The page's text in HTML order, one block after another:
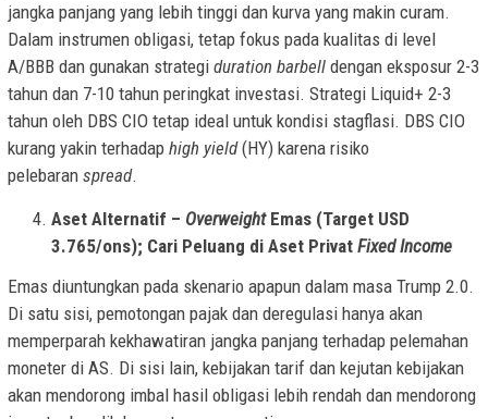
jangka panjang yang lebih tinggi dan kurva yang makin curam.
Dalam instrumen obligasi, tetap fokus pada kualitas di level
A/BBB dan gunakan strategi duration barbell dengan eksposur 2-3
tahun dan 7-10 tahun peringkat investasi. Strategi Liquid+ 2-3
tahun oleh DBS CIO tetap ideal untuk kondisi stagflasi. DBS CIO
kurang yakin terhadap high yield(HY) karena risiko
pelebaran spread.
Aset Alternatif – OverweightEmas (Target USD
3.765/ons); Cari Peluang di Aset Privat Fixed Income
Emas diuntungkan pada skenario apapun dalam masa Trump 2.0.
Di satu sisi, pemotongan pajak dan deregulasi hanya akan
memperparah kekhawatiran jangka panjang terhadap pelemahan
moneter di AS. Di sisi lain, kebijakan tarif dan kejutan kebijakan
akan mendorong imbal hasil obligasi lebih rendah dan mendorong